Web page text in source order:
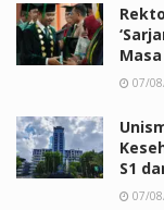
07/
S1
07/